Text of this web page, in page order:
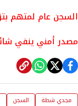
السجن عام لمتهم
مصدر أمني ينفي
مجدي شطة السجن